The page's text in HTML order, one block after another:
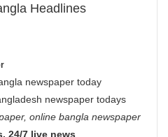
Headlines
newspaper today
newspaper todays
online bangla newspaper
24/7 live news